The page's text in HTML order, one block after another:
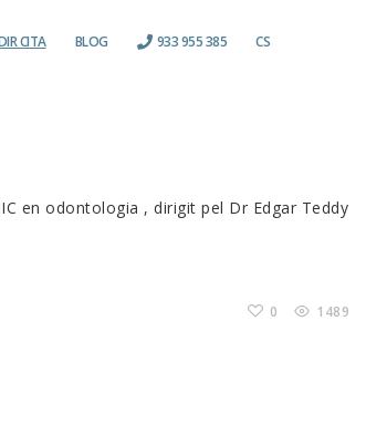
CITA BLOG 933 955 385 CS
en odontologia , dirigit pel Dr Edgar Teddy
0 1489